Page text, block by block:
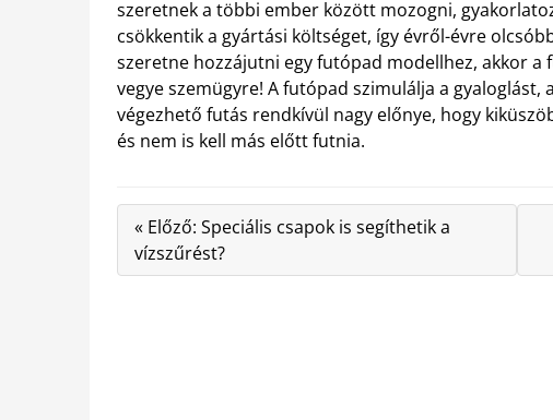
szeretnek a többi ember között mozogni,
csökkentik a gyártási költséget, így évről-évre
szeretne hozzájutni egy futópad modellhez, akkor
vegye szemügyre! A futópad szimulálja a
végezhető futás rendkívül nagy előnye, hogy
és nem is kell más előtt futnia.
« Előző: Speciális csapok is segíthetik a
vízszűrést?